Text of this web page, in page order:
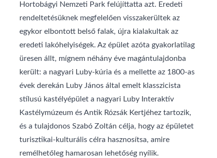
Hortobágyi Nemzeti Park felújíttatta azt. Eredeti
rendeltetésüknek megfelelően visszakerültek az
egykor elbontott belső falak, újra kialakultak az
eredeti lakóhelyiségek. Az épület azóta gyakorlatilag
üresen állt, mígnem néhány éve magántulajdonba
került: a nagyari Luby-kúria és a mellette az 1800-as
évek derekán Luby János által emelt klasszicista
stílusú kastélyépület a nagyari Luby Interaktív
Kastélymúzeum és Antik Rózsák Kertjéhez tartozik,
és a tulajdonos Szabó Zoltán célja, hogy az épületet
turisztikai-kulturális célra hasznosítsa, amire
remélhetőleg hamarosan lehetőség nyílik.